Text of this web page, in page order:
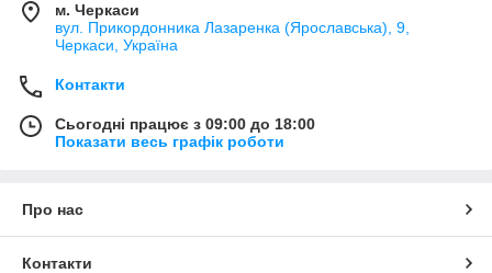
м. Черкаси
вул. Прикордонника Лазаренка (Ярославська), 9,
Черкаси, Україна
Контакти
Сьогодні працює з 09:00 до 18:00
Показати весь графік роботи
Про нас
Контакти